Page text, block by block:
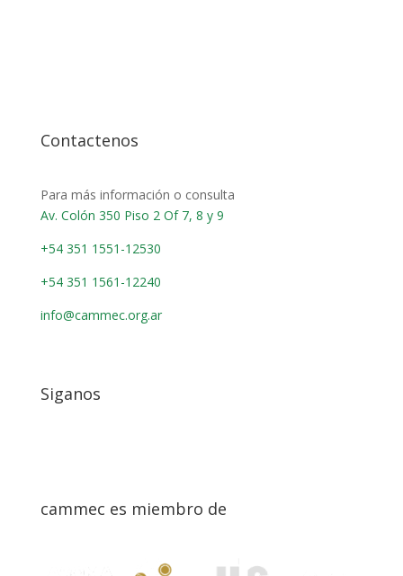
Contactenos
Para más información o consulta
Av. Colón 350 Piso 2 Of 7, 8 y 9
+54 351 1551-12530
+54 351 1561-12240
info@cammec.org.ar
Siganos
cammec es miembro de